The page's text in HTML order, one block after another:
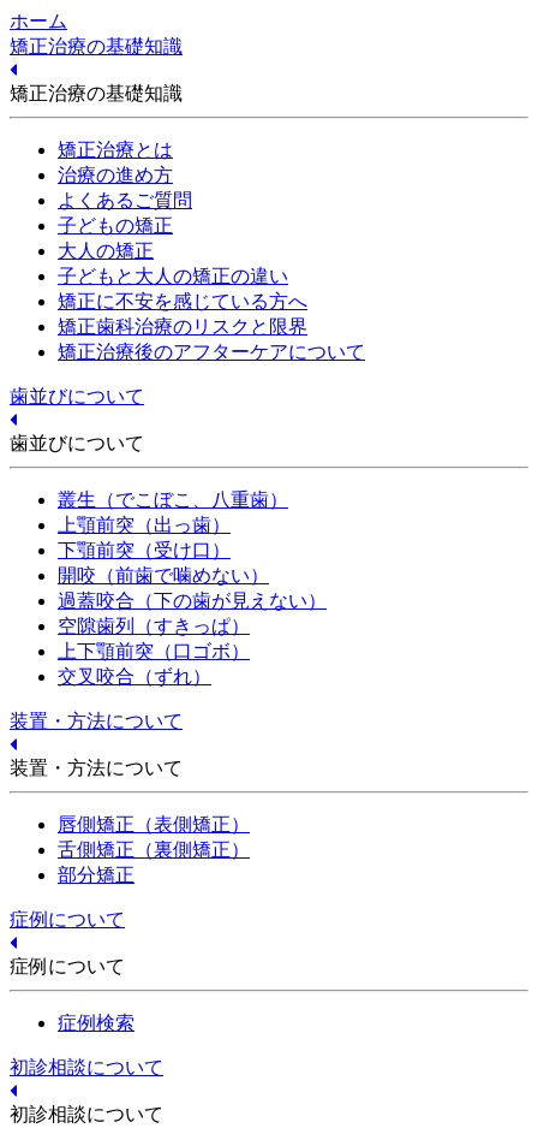
ホーム
矯正治療の基礎知識
矯正治療の基礎知識
矯正治療とは
治療の進め方
よくあるご質問
子どもの矯正
大人の矯正
子どもと大人の矯正の違い
矯正に不安を感じている方へ
矯正歯科治療のリスクと限界
矯正治療後のアフターケアについて
歯並びについて
歯並びについて
叢生（でこぼこ、八重歯）
上顎前突（出っ歯）
下顎前突（受け口）
開咬（前歯で噛めない）
過蓋咬合（下の歯が見えない）
空隙歯列（すきっぱ）
上下顎前突（口ゴボ）
交叉咬合（ずれ）
装置・方法について
装置・方法について
唇側矯正（表側矯正）
舌側矯正（裏側矯正）
部分矯正
症例について
症例について
症例検索
初診相談について
初診相談について